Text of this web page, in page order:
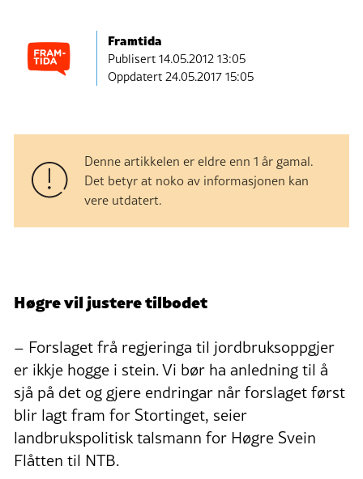
Framtida
Publisert14.05.2012 13:05
Oppdatert 24.05.2017 15:05
Denne artikkelen er eldre enn 1 år gamal.
Det betyr at noko av informasjonen kan
vere utdatert.
Høgre vil justere tilbodet
– Forslaget frå regjeringa til jordbruksoppgjer
er ikkje hogge i stein. Vi bør ha anledning til å
sjå på det og gjere endringar når forslaget først
blir lagt fram for Stortinget, seier
landbrukspolitisk talsmann for Høgre Svein
Flåtten til NTB.